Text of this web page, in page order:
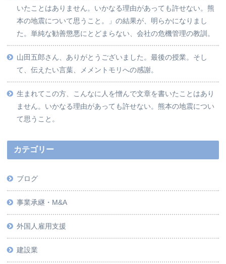
いたことはありません。いかなる理由があっても許せない。熊
本の地震について思うこと。」の結果が、明らかになりまし
た。単純な勧善懲悪にとどまらない、会社の危機管理の教訓。
山田五郎さん、ありがとうございました。最後の授業。そし
て、伝えたい言葉、メメントモリへの感謝。
生まれてこの方、こんなに人を憎んで文章を書いたことはあり
ません。いかなる理由があっても許せない。熊本の地震につい
て思うこと。
カテゴリー
ブログ
事業承継・M&A
外国人雇用支援
建設業